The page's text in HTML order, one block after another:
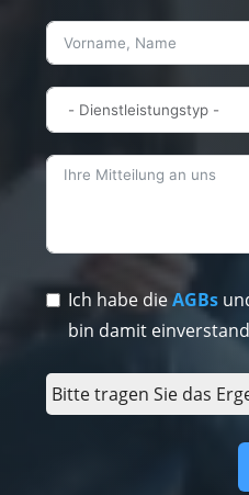
Ich habe dieAGBs
bin damit
Bitte tragen Sie das